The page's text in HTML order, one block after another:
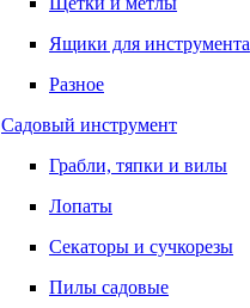
Ящики для инструмента
Разное
Садовый инструмент
Грабли, тяпки и вилы
Лопаты
Секаторы и сучкорезы
Пилы садовые